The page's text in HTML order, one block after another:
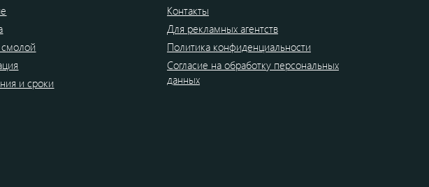
смолой
и сроки
Контакты
Для рекламных агентств
Политика конфиденциальности
Согласие на обработку персональных
данных